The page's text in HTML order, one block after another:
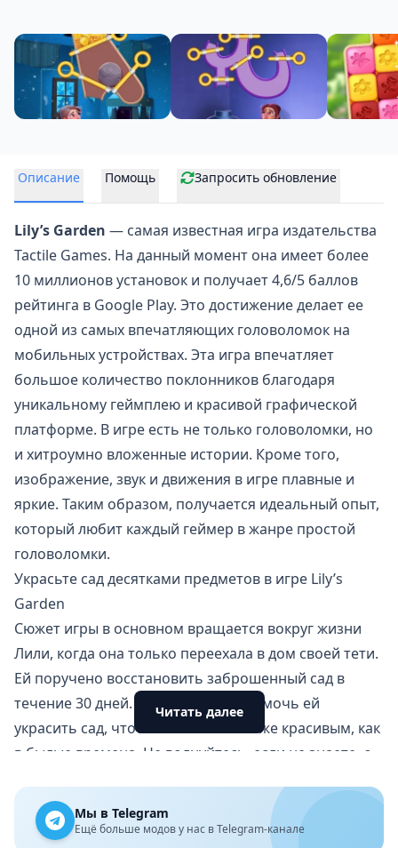
Описание Помощь Запросить обновление
Lily’s Garden — самая известная игра издательства
Tactile Games. На данный момент она имеет более
10 миллионов установок и получает 4,6/5 баллов
рейтинга в Google Play. Это достижение делает ее
одной из самых впечатляющих головоломок на
мобильных устройствах. Эта игра впечатляет
большое количество поклонников благодаря
уникальному геймплею и красивой графической
платформе. В игре есть не только головоломки, но
и хитроумно вложенные истории. Кроме того,
изображение, звук и движения в игре плавные и
яркие. Таким образом, получается идеальный опыт,
который любит каждый геймер в жанре простой
головоломки.
Украсьте сад десятками предметов в игре Lily’s
Garden
Сюжет игры в основном вращается вокруг жизни
Лили, когда она только переехала в дом своей тети.
Ей поручено восстановить заброшенный сад в
течение 30 дней. Пришло время помочь ей
украсить сад, чтобы он стал таким же красивым, как
в былые времена. Не волнуйтесь, если не знаете, с
В саду есть множество зон для улучшения: фасад
дома, старое озеро, фонтан, улей, собачий домик.
Читать далее
Мы в Telegram
Ещё больше модов у нас в Telegram-канале